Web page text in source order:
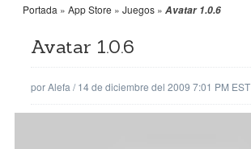
Portada » App Store » Juegos » Avatar 1.0.6
Avatar 1.0.6
porAlefa /14 de diciembre del 2009 7:01 PM EST